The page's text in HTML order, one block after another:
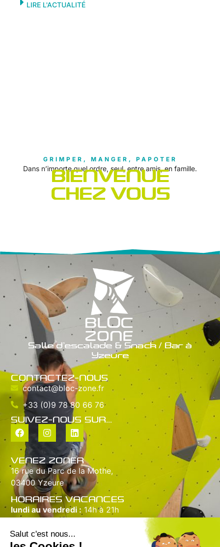
LIRE L'ACTUALITÉ
GRIMPER, MANGER, PAPOTER
Dans n’importe quel ordre, seul, entre amis, en famille.
BIENVENUE
CHEZ VOUS
Salle d’escalade & Snack / Bar à
Yzeure
CONTACTEZ-NOUS
contact@bloc-zone.fr
+33 (0)9 78 80 66 76
SUIVEZ-NOUS SUR...
VENEZ ZONER
16 rue du Parc de la Mothe,
03400 Yzeure
HORAIRES VACANCES
lundi au vendredi : 14h à 21h
dimanche :10h à 18h